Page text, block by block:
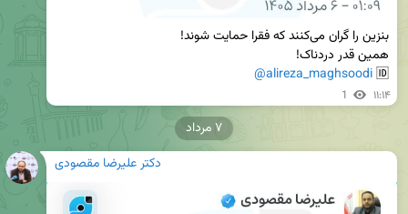
🆔
@alireza_maghsoodi
1 ۱۱:۱۴
دکتر علیرضا مقصودی
۷ مرداد